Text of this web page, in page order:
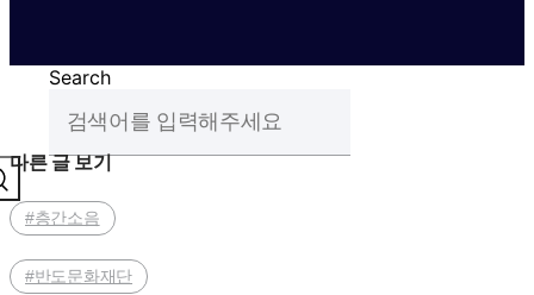
Search
다른 글 보기
#층간소음
#반도문화재단